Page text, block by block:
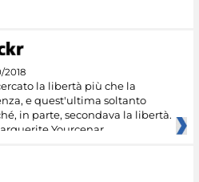
2018
la libertà più che la
e quest'ultima soltanto
in parte, secondava la libertà.
Yourcenar